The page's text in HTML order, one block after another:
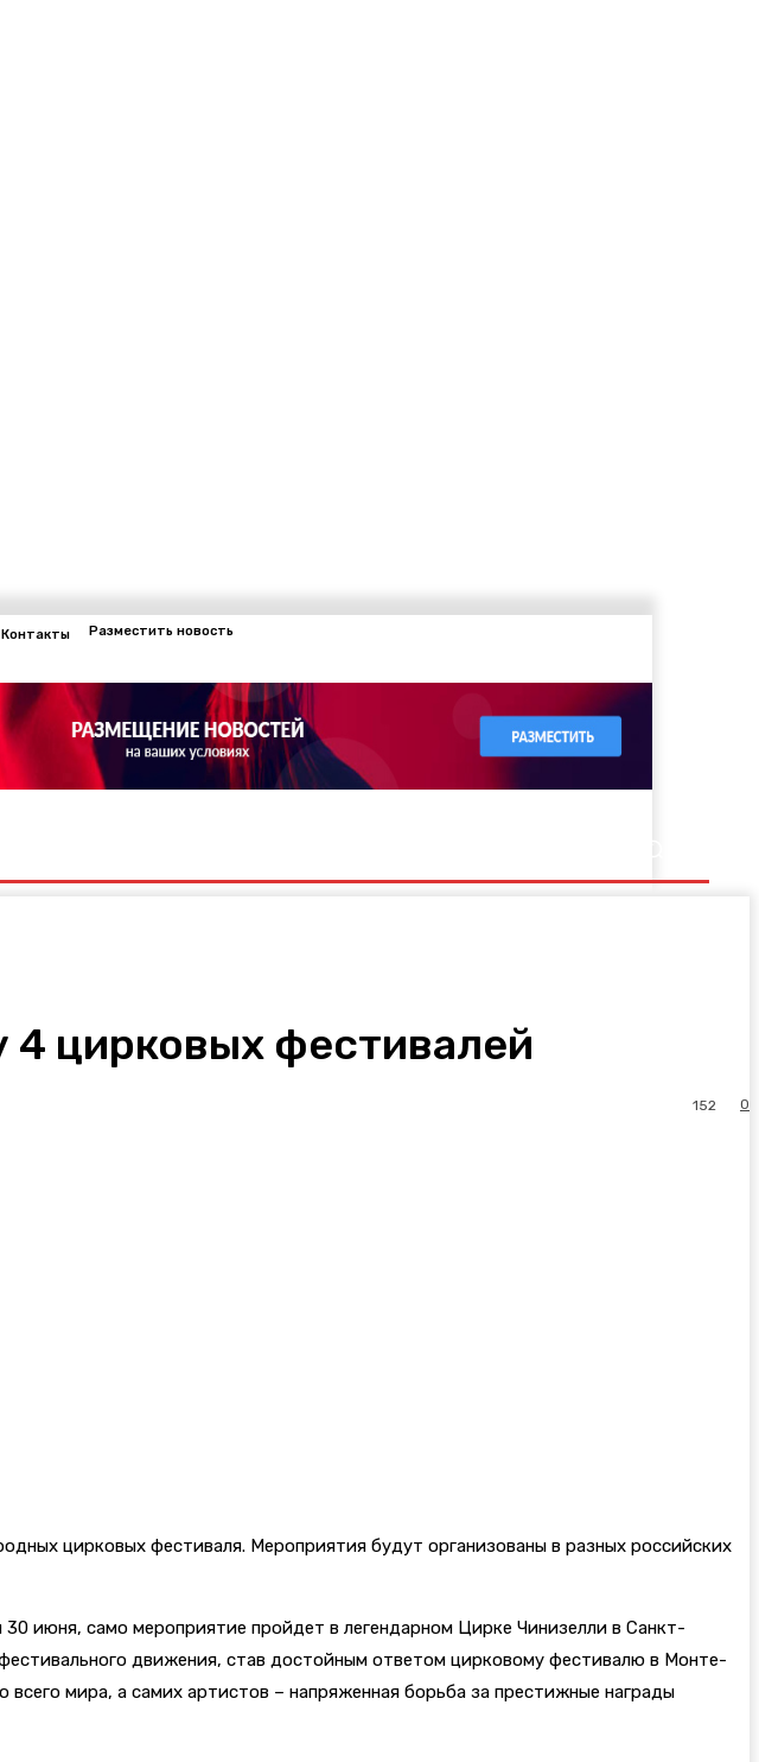
Контакты Разместить новость
4 цирковых фестивалей
0
152
цирковых фестиваля. Мероприятия будут организованы в разных российских
июня, само мероприятие пройдет в легендарном Цирке Чинизелли в Санкт-
движения, став достойным ответом цирковому фестивалю в Монте-
мира, а самих артистов – напряженная борьба за престижные награды